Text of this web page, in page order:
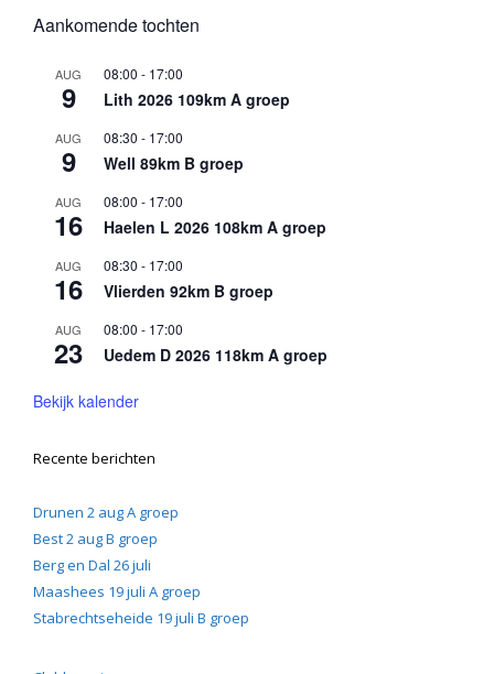
Aankomende tochten
AUG
9
08:00 - 17:00
Lith 2026 109km A groep
AUG
9
08:30 - 17:00
Well 89km B groep
AUG
16
08:00 - 17:00
Haelen L 2026 108km A groep
AUG
16
08:30 - 17:00
Vlierden 92km B groep
AUG
23
08:00 - 17:00
Uedem D 2026 118km A groep
Bekijk kalender
Recente berichten
Drunen 2 aug A groep
Best 2 aug B groep
Berg en Dal 26 juli
Maashees 19 juli A groep
Stabrechtseheide 19 juli B groep